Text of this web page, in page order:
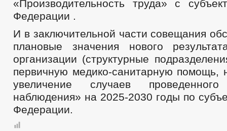
«Производительность труда» с
Федерации .
И в заключительной части совещания
плановые значения нового
организации (структурные
первичную медико-санитарную помощь,
увеличение случаев проведенного
наблюдения» на 2025-2030 годы по
Федерации.